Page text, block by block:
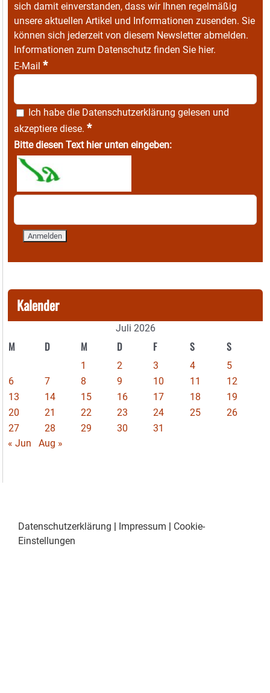
sich damit einverstanden, dass wir Ihnen regelmäßig
unsere aktuellen Artikel und Informationen zusenden. Sie
können sich jederzeit von diesem Newsletter abmelden.
Informationen zum Datenschutz finden Sie hier.
E-Mail *
Ich habe die Datenschutzerklärung gelesen und
akzeptiere diese. *
Bitte diesen Text hier unten eingeben:
Kalender
Juli 2026
M D M D F S S
1 2 3 4
5
6
7 8 9 10 11
12
13
14 15 16 17 18
19
20
21 22 23 24 25
26
27
28 29 30
31
« Jun
Aug »
Datenschutzerklärung Impressum
Cookie-
Einstellungen